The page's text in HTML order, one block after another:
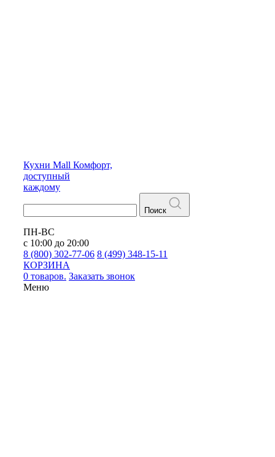
Кухни Mall Комфорт,
доступный
каждому
Поиск
ПН-ВС
с 10:00 до 20:00
8 (800) 302-77-06 8 (499) 348-15-11
КОРЗИНА
0 товаров. Заказать звонок
Меню